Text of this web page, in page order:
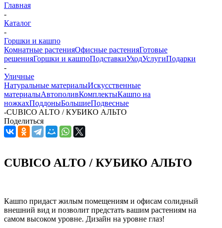
Главная
-
Каталог
-
Горшки и кашпо
Комнатные растенияОфисные растенияГотовые
решенияГоршки и кашпоПодставкиУходУслугиПодарки
-
Уличные
Натуральные материалыИскусственные
материалыАвтополивКомплектыКашпо на
ножкахПоддоныБольшиеПодвесные
-CUBICO ALTO / КУБИКО АЛЬТО
Поделиться
CUBICO ALTO / КУБИКО АЛЬТО
Кашпо придаст жилым помещениям и офисам солидный
внешний вид и позволит предстать вашим растениям на
самом высоком уровне. Дизайн на уровне глаз!